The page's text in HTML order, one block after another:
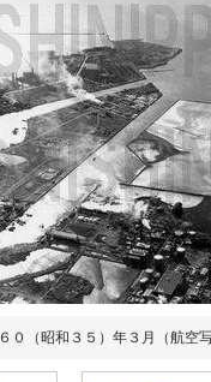
０（昭和３５）年３月（航空